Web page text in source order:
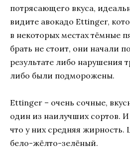
потрясающего вкуса,
видите авокадо Ettinger,
в некоторых местах тёмные
брать не стоит, они начали
результате либо нарушения
либо были подморожены.
Ettinger – очень сочные,
один из наилучших сортов. И
что у них средняя жирность.
бело-жёлто-зелёный.